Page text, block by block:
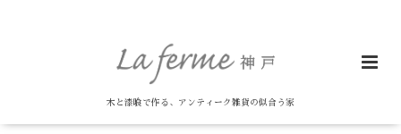
木と漆喰で作る、アンティーク雑貨の似合う家